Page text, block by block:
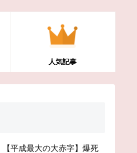
人気記事
【平成最大の大赤字】爆死